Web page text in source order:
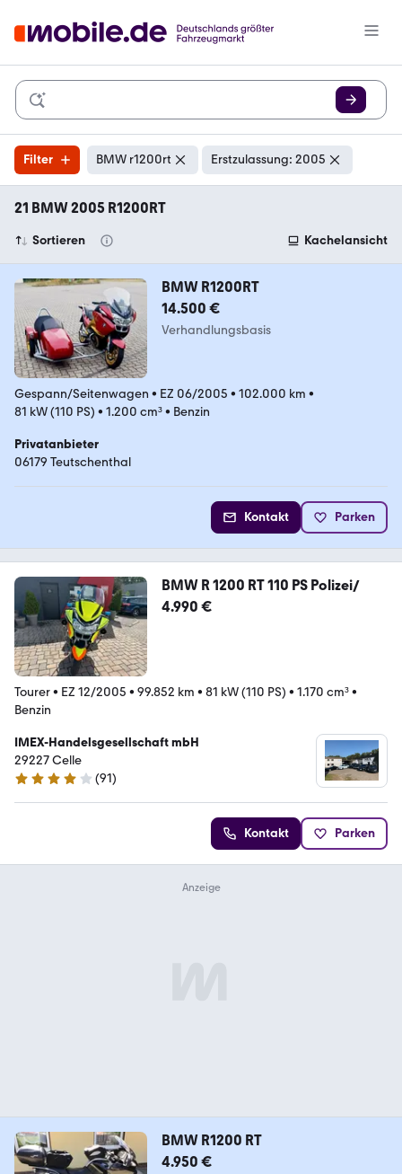
Filter BMW r1200rt Erstzulassung: 2005
21 BMW 2005 R1200RT
Sortieren Kachelansicht
BMW R1200RT
14.500 €
Verhandlungsbasis
Gespann/Seitenwagen • EZ 06/2005 • 102.000 km •
81 kW (110 PS) • 1.200 cm³• Benzin
Privatanbieter
06179 Teutschenthal
Kontakt Parken
BMW R 1200 RT 110 PS Polizei/
4.990 €
Tourer• EZ 12/2005 • 99.852 km • 81 kW (110 PS) • 1.170 cm³•
Benzin
IMEX-Handelsgesellschaft mbH
29227 Celle
4.1 Sterne
(91)
Kontakt Parken
BMW R1200 RT
4.950 €